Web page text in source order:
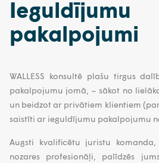
Ieguldījumu
pakalpojumi
WALLESS konsultē plašu tirgus
pakalpojumu jomā, – sākot no
un beidzot ar privātiem klientiem
saistīti ar ieguldījumu pakalpojumu
Augsti kvalificētu juristu
nozares profesionāļi, palīdzēs